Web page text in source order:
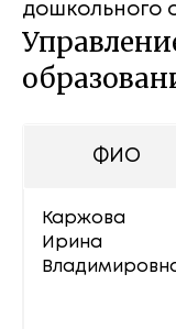
дошкольного
ФИО
Каржова
Ирина